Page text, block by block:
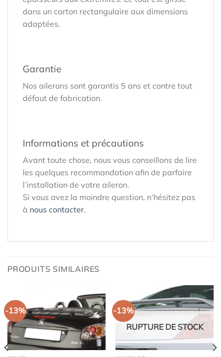
dans un carton rectangulaire aux dimensions
adaptées.
Garantie
Nos ailerons sont garantis 5 ans et contre tout
défaut de fabrication.
Informations et précautions
Avant toute chose, nous vous conseillons de lire
les quelques recommandation afin de parfaire
l’installation de votre aileron.
Si vous avez la moindre question, n’hésitez pas
à nous contacter.
PRODUITS SIMILAIRES
-13%
-13%
RUPTURE DE STOCK